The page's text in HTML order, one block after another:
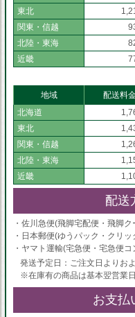
東北
関東・信越
北陸・東海
近畿
地域
配送料
北海道
東北
関東・信越
北陸・東海
近畿
配送
・佐川急便(飛脚宅配便・飛脚ク
・日本郵便(ゆうパック・クリ
・ヤマト運輸(宅急便・宅急便
発送予定日：ご注文日よりお
※在庫有の商品は基本翌営業
お支払